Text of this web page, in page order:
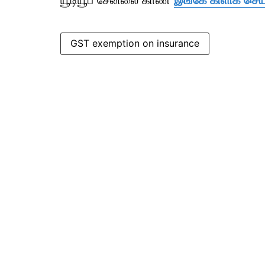
GST exemption on insurance